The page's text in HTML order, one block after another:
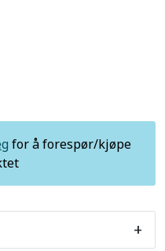
for å forespør/kjøpe
+